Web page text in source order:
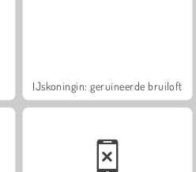
IJskoningin: geruïneerde bruiloft